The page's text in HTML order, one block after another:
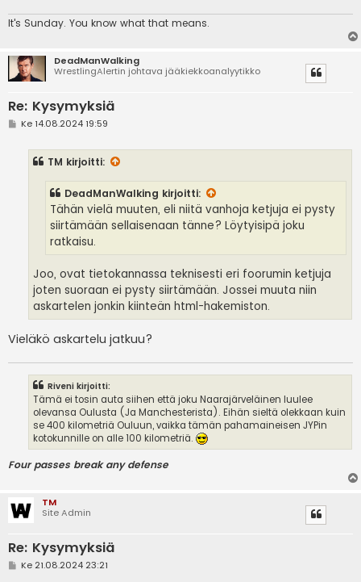
It's Sunday. You know what that means.
DeadManWalking
WrestlingAlertin johtava jääkiekkoanalyytikko
Re: Kysymyksiä
VKe 14.08.2024 19:59
TM kirjoitti:
DeadManWalking kirjoitti:
Tähän vielä muuten, eli niitä vanhoja ketjuja ei pysty
siirtämään sellaisenaan tänne? Löytyisipä joku
ratkaisu.
Joo, ovat tietokannassa teknisesti eri foorumin ketjuja
joten suoraan ei pysty siirtämään. Jossei muuta niin
askartelen jonkin kiinteän html-hakemiston.
Vieläkö askartelu jatkuu?
Riveni kirjoitti:
Tämä ei tosin auta siihen että joku Naarajärveläinen luulee
olevansa Oulusta (Ja Manchesterista). Eihän sieltä olekkaan kuin
se 400 kilometriä Ouluun, vaikka tämän pahamaineisen JYPin
kotokunnille on alle 100 kilometriä.
Four passes break any defense
TM
Site Admin
Re: Kysymyksiä
VKe 21.08.2024 23:21